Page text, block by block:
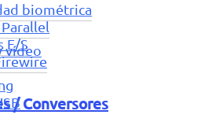
biométrica
E/S
/ Conversores
vídeo